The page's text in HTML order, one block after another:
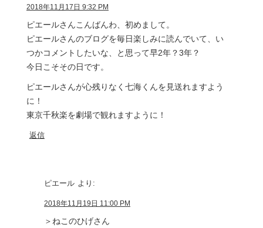
2018年11月17日 9:32 PM
ピエールさんこんばんわ、初めまして。
ピエールさんのブログを毎日楽しみに読んでいて、い
つかコメントしたいな、と思って早2年？3年？
今日こそその日です。
ピエールさんが心残りなく七海くんを見送れますよう
に！
東京千秋楽を劇場で観れますように！
返信
ピエール より:
2018年11月19日 11:00 PM
＞ねこのひげさん